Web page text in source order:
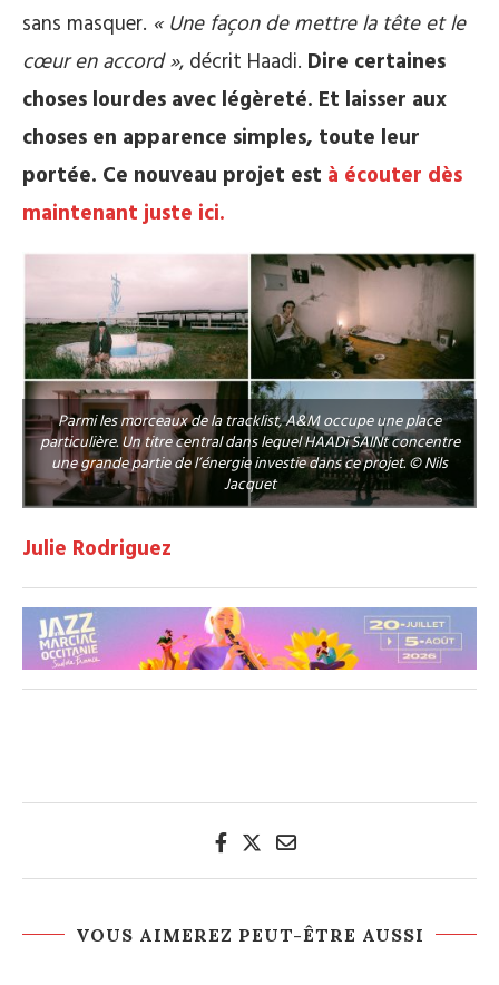
sans masquer. « Une façon de mettre la tête et le
cœur en accord », décrit Haadi. Dire certaines
choses lourdes avec légèreté. Et laisser aux
choses en apparence simples, toute leur
portée. Ce nouveau projet est à écouter dès
maintenant juste ici.
Parmi les morceaux de la tracklist, A&M occupe une place
particulière. Un titre central dans lequel HAADi SAINt concentre
une grande partie de l’énergie investie dans ce projet. © Nils
Jacquet
Julie Rodriguez
VOUS AIMEREZ PEUT-ÊTRE AUSSI